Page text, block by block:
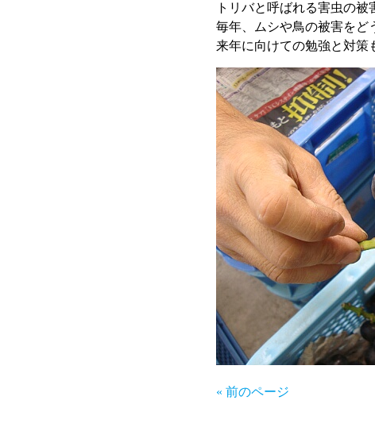
トリバと呼ばれる害虫の被
毎年、ムシや鳥の被害をど
来年に向けての勉強と対策
« 前のページ